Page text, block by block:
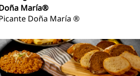
María®
Doña María ®